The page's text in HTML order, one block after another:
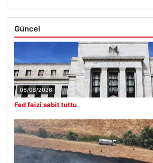
Güncel
06/08/2026
Fed faizi sabit tuttu